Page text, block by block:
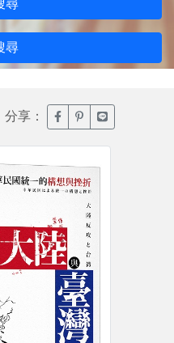
尋
尋
分享： 臉書分享(另開新視窗)
噗浪分享(另開新
Line分享(另